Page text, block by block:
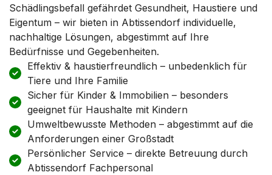
Schädlingsbefall gefährdet Gesundheit, Haustiere und
Eigentum – wir bieten in Abtissendorf individuelle,
nachhaltige Lösungen, abgestimmt auf Ihre
Bedürfnisse und Gegebenheiten.
Effektiv & haustierfreundlich – unbedenklich für
Tiere und Ihre Familie
Sicher für Kinder & Immobilien – besonders
geeignet für Haushalte mit Kindern
Umweltbewusste Methoden – abgestimmt auf die
Anforderungen einer Großstadt
Persönlicher Service – direkte Betreuung durch
Abtissendorf Fachpersonal